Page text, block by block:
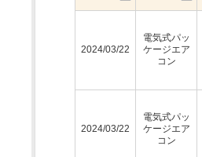
2024/03/22
電気式パッ
ケージエア
コン
2024/03/22
電気式パッ
ケージエア
コン